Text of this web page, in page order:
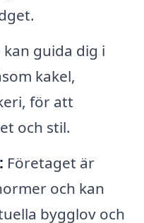
kan guida dig i
kakel,
för att
och stil.
Företaget är
och kan
bygglov och